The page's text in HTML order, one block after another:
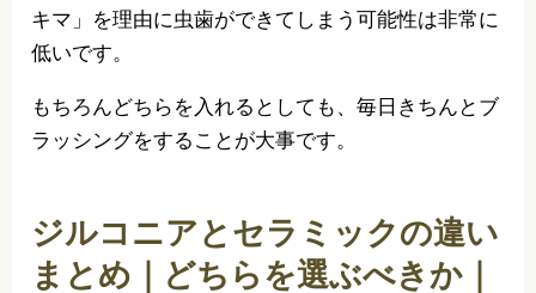
キマ」を理由に虫歯ができてしまう可能性は非常に
低いです。
もちろんどちらを入れるとしても、毎日きちんとブ
ラッシングをすることが大事です。
ジルコニアとセラミックの違い
まとめ｜どちらを選ぶべきか｜